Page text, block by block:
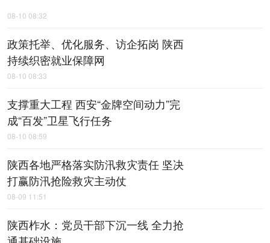
08-10 08:32
政策托举、优化服务、访企拓岗 陕西
持续织密就业保障网
08-10 08:33
支撑重大工程 西安“金牌空间动力”完
成“百发”卫星飞行任务
08-10 08:59
陕西各地严格落实防汛救灾责任 坚决
打赢防汛抢险救灾主动仗
08-09 11:51
陕西柞水：党员干部下沉一线 全力抢